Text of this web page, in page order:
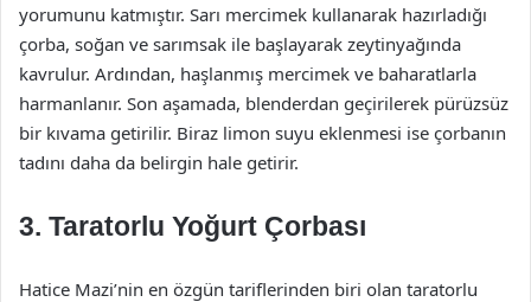
yorumunu katmıştır. Sarı mercimek kullanarak hazırladığı
çorba, soğan ve sarımsak ile başlayarak zeytinyağında
kavrulur. Ardından, haşlanmış mercimek ve baharatlarla
harmanlanır. Son aşamada, blenderdan geçirilerek pürüzsüz
bir kıvama getirilir. Biraz limon suyu eklenmesi ise çorbanın
tadını daha da belirgin hale getirir.
3. Taratorlu Yoğurt Çorbası
Hatice Mazi’nin en özgün tariflerinden biri olan taratorlu